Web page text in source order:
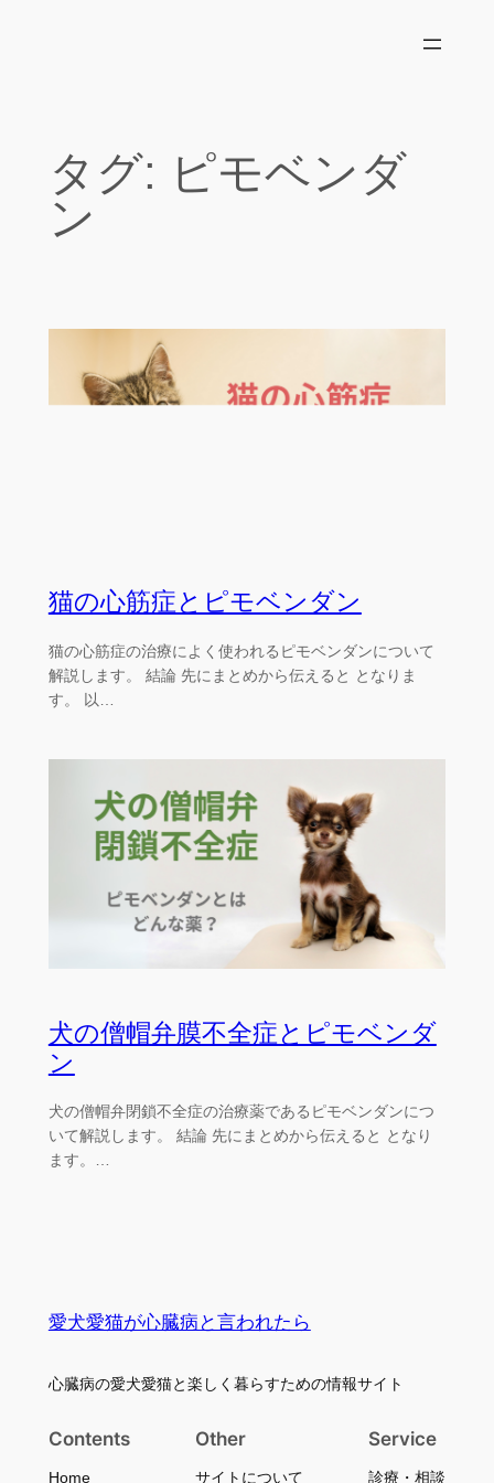
タグ: ピモベンダ
ン
猫の心筋症とピモベンダン
猫の心筋症の治療によく使われるピモベンダンについて
解説します。 結論 先にまとめから伝えると となりま
す。 以…
犬の僧帽弁膜不全症とピモベンダ
ン
犬の僧帽弁閉鎖不全症の治療薬であるピモベンダンにつ
いて解説します。 結論 先にまとめから伝えると となり
ます。…
愛犬愛猫が心臓病と言われたら
心臓病の愛犬愛猫と楽しく暮らすための情報サイト
Contents
Home
Other
サイトについて
Service
診療・相談